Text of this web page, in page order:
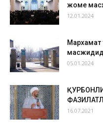
жоме
12.01.2024
Мархамат
05.01.2024
16.07.2021